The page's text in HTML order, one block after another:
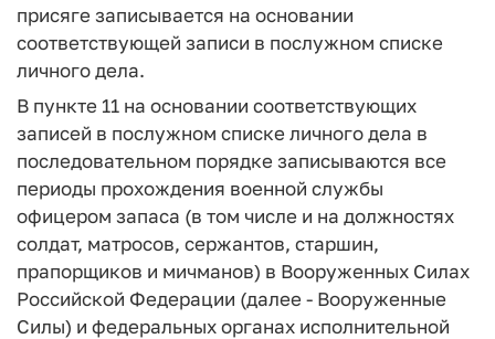
присяге записывается на основании
соответствующей записи в послужном списке
личного дела.
В пункте 11 на основании соответствующих
записей в послужном списке личного дела в
последовательном порядке записываются все
периоды прохождения военной службы
офицером запаса (в том числе и на должностях
солдат, матросов, сержантов, старшин,
прапорщиков и мичманов) в Вооруженных Силах
Российской Федерации (далее - Вооруженные
Силы) и федеральных органах исполнительной